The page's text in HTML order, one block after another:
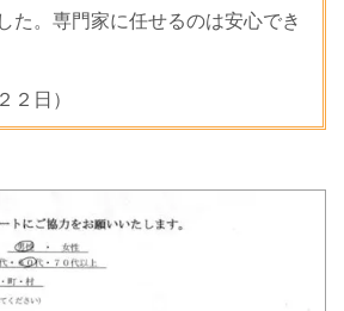
た。専門家に任せるのは安心でき
２日）